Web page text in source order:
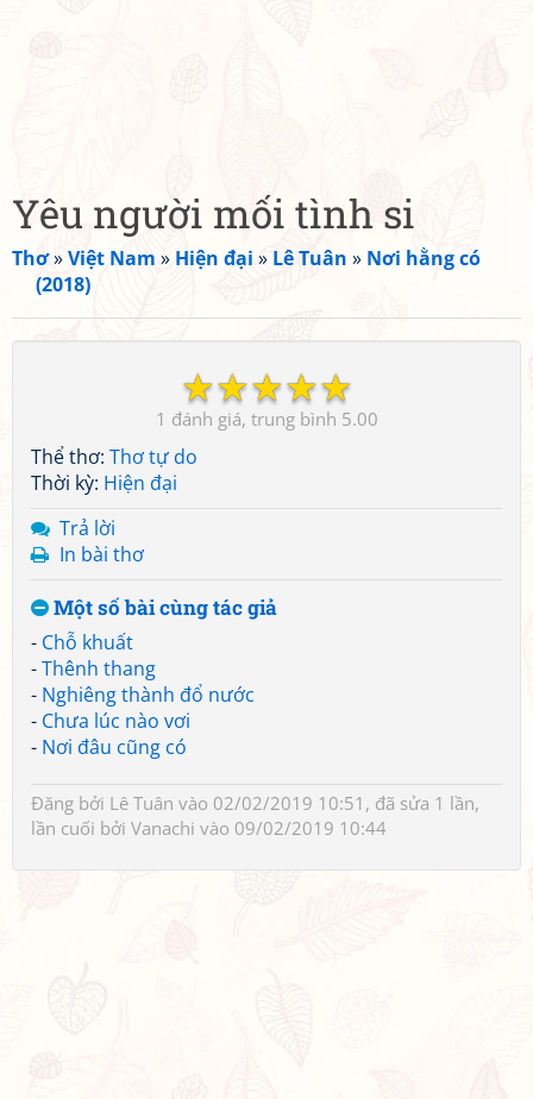
Yêu người mối tình si
Thơ»Việt Nam » Hiện đại » Lê Tuân » Nơi hằng có
(2018)
☆
☆
☆
☆
☆
1 5.00
Thể thơ: Thơ tự do
Thời kỳ: Hiện đại
Trả lời
In bài thơ
Một số bài cùng tác giả
- Chỗ khuất
-Thênh thang
- Nghiêng thành đổ nước
- Chưa lúc nào vơi
- Nơi đâu cũng có
Đăng bởi Lê Tuân vào 02/02/2019 10:51, đã sửa 1 lần,
lần cuối bởi Vanachi vào 09/02/2019 10:44